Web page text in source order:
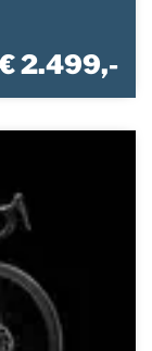
2.499,-